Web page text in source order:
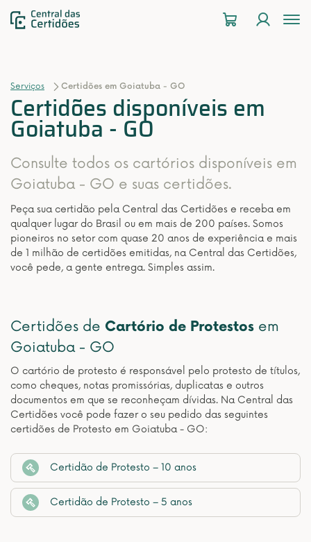
Serviços Certidões em Goiatuba - GO
Certidões disponíveis em
Goiatuba - GO
Consulte todos os cartórios disponíveis em
Goiatuba - GO e suas certidões.
Peça sua certidão pela Central das Certidões e receba em
qualquer lugar do Brasil ou em mais de 200 países. Somos
pioneiros no setor com quase 20 anos de experiência e mais
de 1 milhão de certidões emitidas, na Central das Certidões,
você pede, a gente entrega. Simples assim.
Certidões de Cartório de Protestos em
Goiatuba - GO
O cartório de protesto é responsável pelo protesto de títulos,
como cheques, notas promissórias, duplicatas e outros
documentos em que se reconheçam dívidas. Na Central das
Certidões você pode fazer o seu pedido das seguintes
certidões de Protesto em Goiatuba - GO:
Certidão de Protesto – 10 anos
Certidão de Protesto – 5 anos